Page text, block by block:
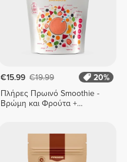
€15.99 €19.99
20%
Πλήρες Πρωινό Smoothie -
Βρώμη και Φρούτα +